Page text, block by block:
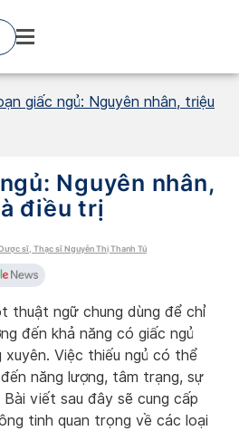
giấc ngủ: Nguyên nhân, triệu
Nguyên nhân,
điều trị
sĩ, Thạc sĩ Nguyễn Thị Thanh Tú
thuật ngữ chung dùng để chỉ
đến khả năng có giấc ngủ
Việc thiếu ngủ có thể
năng lượng, tâm trạng, sự
viết sau đây sẽ cung cấp
tinh quan trọng về các loại